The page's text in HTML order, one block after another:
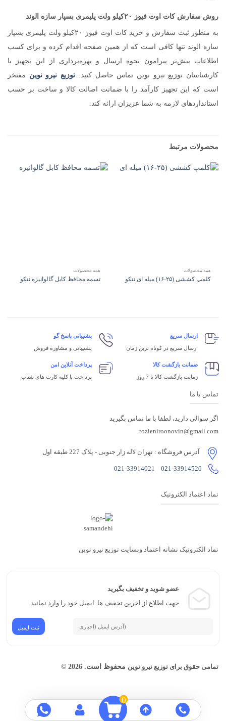
روش سفارش کات اوت فیوز ۲۰کیلو ولت پلیمری بسپار سازه الوند
به منظور ثبت سفارش و خرید کات اوت فیوز ۲۰کیلو ولت پلیمری بسپار
سازه الوند تنها کافی است که از همین صفحه اقدام کرده و برای کسب
اطلاعات بیش‌تر پیرامون نحوه ارسال و بهره‌برداری از این تجهیز با
کارشناسان توزیع نیرو نوین تماس حاصل کنید. توزیع نیرو نوین مفتخر
است که این تجهیز کارآمد را با ضمانت اصالت کالا و ساخت بر حسب
استانداردهای لازمه به شما عزیزان ارائه کند.
محصولات مرتبط
همه محصولات
کلمپ کششی (۲۵-۱۶) میله ای نتکو
همه محصولات
تسمه محافظ کابل گالوانیزه نتکو
ارسال سریع
ارسال سریع در کوتاه ترین زمان
پشتیبانی پاسخ گو
پشتیبانی و مشاوره فروش
ضمانت بازگشت کالا
زمانت بازگشت کالا تا 7 روز
پرداخت آنلاین امن
پرداخت با کلیه کارت های شتاب
تماس با ما
اگر سوالی دارید، لطفا با ما تماس بگیرید
tozieniroonovin@gmail.com
آدرس فروشگاه : تهران لاله زار جنوبی - پلاک 227 طبقه اول
021-33914520
021-33914021
نماد اعتماد الکترونیک
نماد الکترونیک نشانه اعتماد وبسایت توزیع نیرو نوین
عضو شوید و تخفیف بگیرید
جهت اطلاع از اخرین تخفیف ها ایمیل خود را وارد نمائید
تمامی حقوق برای توزیع نیرو نوین محفوظ است. 2026 ©
0